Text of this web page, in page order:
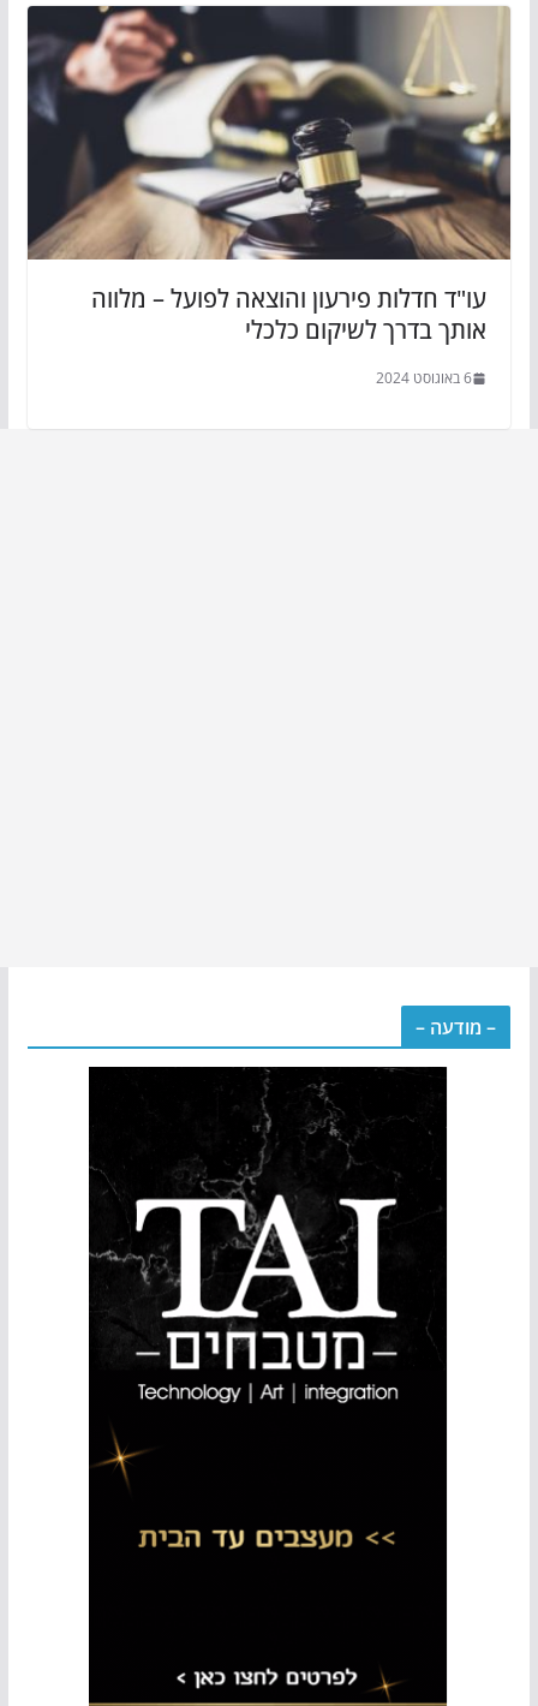
עו"ד חדלות פירעון והוצאה לפועל – מלווה
אותך בדרך לשיקום כלכלי
6 באוגוסט 2024
– מודעה –